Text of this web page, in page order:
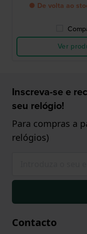
● De volta ao
Ver
Inscreva-se e
seu relógio!
Para compras a
relógios)
Contacto